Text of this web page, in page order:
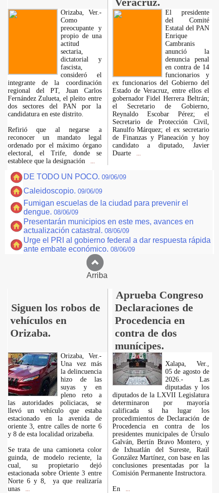
Orizaba, Ver.-
Como
preocupante y
propio de una
actitud
sectaria,
dictatorial y
fascista,
consideró el
integrante de la coordinación
regional del PT, Juan Carlos
Fernández Zulueta, el pleito entre
dos sectores del PAN por la
candidatura en este distrito.
Refirió que al negarse a
reconocer un mandato legal
ordenado por el máximo órgano
electoral, el Trife, donde se
establece que la designación
El presidente
del Comité
Estatal del PAN
Enrique
Cambranis
anunció la
denuncia penal
en contra de 14
funcionarios y
ex funcionarios del Gobierno del
Estado de Veracruz, entre ellos el
gobernador Fidel Herrera Beltrán;
el Secretario de Gobierno,
Reynaldo Escobar Pérez; el
Secretario de Protección Civil,
Ranulfo Márquez; el ex secretario
de Finanzas y Planeación y hoy
candidato a diputado, Javier
Duarte
DE TODO UN POCO. 09/06/09
Caleidoscopio. 09/06/09
Fumigan escuelas de la ciudad para prevenir el
dengue. 08/06/09
Presentarán municipios en este mes, avances en
actualización catastral. 08/06/09
Urge el PRI al gobierno federal a dar respuesta rápida
ante embate económico. 08/06/09
Arriba
Siguen los robos de
vehículos en
Orizaba.
Aprueba Congreso
Declaraciones de
Procedencia en
contra de dos
munícipes.
Orizaba, Ver.-
Una vez más
la delincuencia
hizo de las
suyas y en
pleno reto a
las autoridades policiacas, se
llevó un vehículo que estaba
estacionado en la avenida de
oriente 3, entre calles de norte 6
y 8 de esta localidad orizabeña.
Se trata de una camioneta color
guinda, de modelo reciente, la
cual, su propietario dejó
estacionada sobre Oriente 3 entre
Norte 6 y 8, ya que realizaría
unas
Xalapa, Ver.,
05 de agosto de
2026.- Las
diputadas y los
diputados de la LXVII Legislatura
determinaron por mayoría
calificada si ha lugar los
procedimientos de Declaración de
Procedencia en contra de los
presidentes municipales de Úrsulo
Galván, Bertín Bravo Montero, y
de Ixhuatlán del Sureste, Raúl
González Martínez, con base en las
conclusiones presentadas por la
Comisión Permanente Instructora.
En